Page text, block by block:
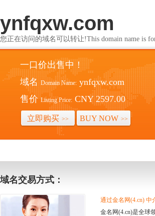
ynfqxw.com
您正在访问的域名可以转让!This domain name is
一口价出售中！
域名 Domain Name: ynfqxw.com
售价 Listing Price: CNY 2597.00
立即购买 >> BUY NOW >>
域名交易方式：
通过金名网(4.cn) 中
金名网(4.cn)是全球